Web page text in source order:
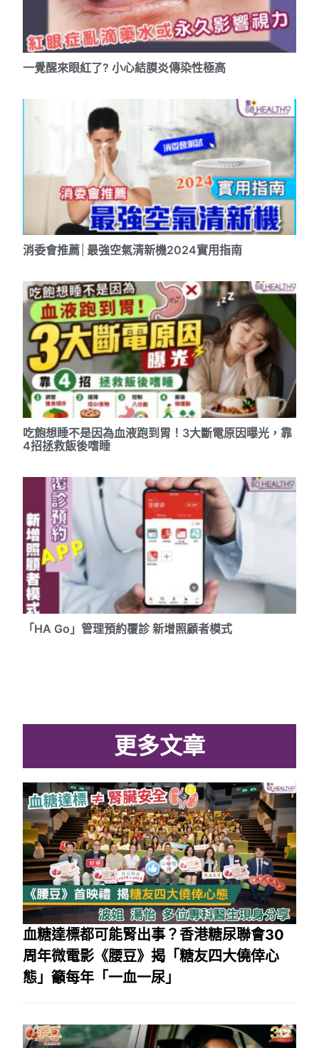
一覺醒來眼紅了? 小心結膜炎傳染性極高
消委會推薦│最強空氣清新機2024實用指南
吃飽想睡不是因為血液跑到胃！3大斷電原因曝光，靠
4招拯救飯後嗜睡
「HA Go」管理預約覆診 新增照顧者模式
更多文章
血糖達標都可能腎出事？香港糖尿聯會30
周年微電影《腰豆》揭「糖友四大僥倖心
態」籲每年「一血一尿」